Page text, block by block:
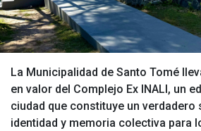
La Municipalidad de Santo Tomé
en valor del Complejo Ex INALI, un
ciudad que constituye un verdadero
identidad y memoria colectiva para